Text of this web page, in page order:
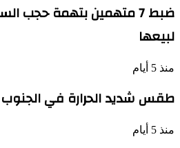
ضبط 7 متهمين بتهمة حجب
لبيعها
منذ 5 أيام
طقس شديد الحرارة في
منذ 5 أيام